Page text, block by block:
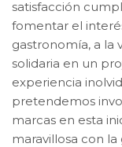
satisfacción
fomentar el
gastronomía, a la
solidaria en un
experiencia
pretendemos
marcas en esta
maravillosa con